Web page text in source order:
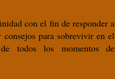
con el fin de responder a
consejos para sobrevivir en el
todos los momentos de